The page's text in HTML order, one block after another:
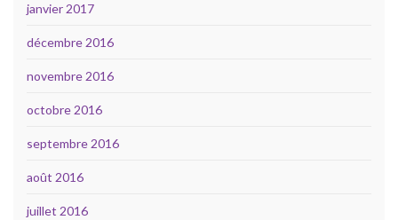
janvier 2017
décembre 2016
novembre 2016
octobre 2016
septembre 2016
août 2016
juillet 2016